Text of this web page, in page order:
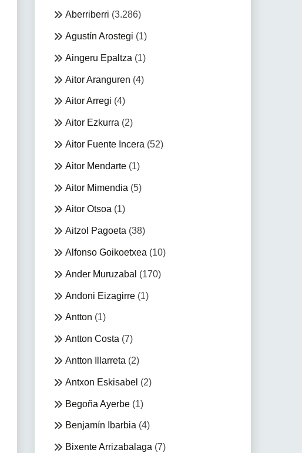
Aberriberri (3.286)
Agustín Arostegi (1)
Aingeru Epaltza (1)
Aitor Aranguren (4)
Aitor Arregi (4)
Aitor Ezkurra (2)
Aitor Fuente Incera (52)
Aitor Mendarte(1)
Aitor Mimendia (5)
Aitor Otsoa (1)
Aitzol Pagoeta (38)
Alfonso Goikoetxea (10)
Ander Muruzabal (170)
Andoni Eizagirre(1)
Antton (1)
Antton Costa (7)
Antton Illarreta (2)
Antxon Eskisabel (2)
Begoña Ayerbe(1)
Benjamín Ibarbia (4)
Bixente Arrizabalaga (7)